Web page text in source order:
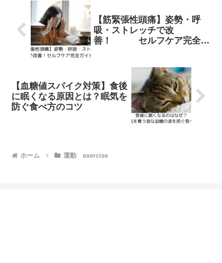
【筋緊張性頭痛】姿勢・呼
吸・ストレッチで改
善！ セルフケア完全ガ
【血糖値スパイク対策】食後
に眠くなる原因とは？眠気を
防ぐ食べ方のコツ
ホーム 運動 exercise